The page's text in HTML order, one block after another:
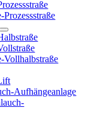
Vollhalbstraße
Aufhängeanlage